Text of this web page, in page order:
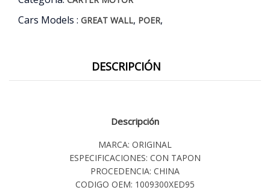
Cars Models : GREAT WALL, POER,
DESCRIPCIÓN
Descripción
MARCA: ORIGINAL
ESPECIFICACIONES: CON TAPON
PROCEDENCIA: CHINA
CODIGO OEM: 1009300XED95